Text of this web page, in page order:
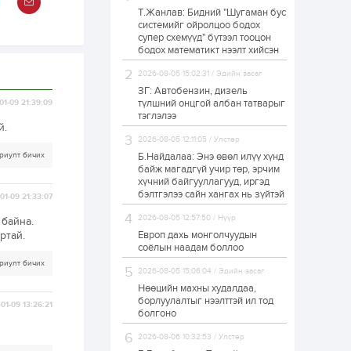
09 21:39:09
бичих
09 21:33:07
бичих
09 13:26:21
Б.Хулан дэлхийн
аварга боллоо
1 өдөр 0
Р.Даваадорж: Энэ
намрын экспортын
юм
1 өдөр 0 2
Автомашины улсын
дугаар сондгой
тоогоор төгссөн бол
өнөөдөр шатахуун
1 өдөр
Н.Номтойбаяр:
Аймгуудад
тулгамдаж буй
асуудлуудыг долоо
газрын хуралдаанд...
Т.Жанлав: Бидний "Шугаман бус
системийг ойролцоо бодох
супер схемүүд" бүтээл тооцон
бодох математикт нээлт хийсэн
2026-08-05 15:02:31 / Эдийн засаг
ЗГ: Автобензин, дизель
түлшний онцгой албан татварыг
тэглэлээ
2026-08-05 12:11:05 / Улстөр
Б.Найдалаа: Энэ өвөл илүү хүнд
байж магадгүй учир төр, эрчим
хүчний байгууллагууд, иргэд
бэлтгэлээ сайн хангах нь зүйтэй
2026-08-05 12:57:50 / Нүүр
Европ дахь монголчуудын
соёлын наадам боллоо
2026-08-05 15:06:04 / Эдийн засаг
Нөөцийн махны худалдаа,
борлуулалтыг нээлттэй ил тод
болгоно
2026-08-06 10:32:53 / Улстөр